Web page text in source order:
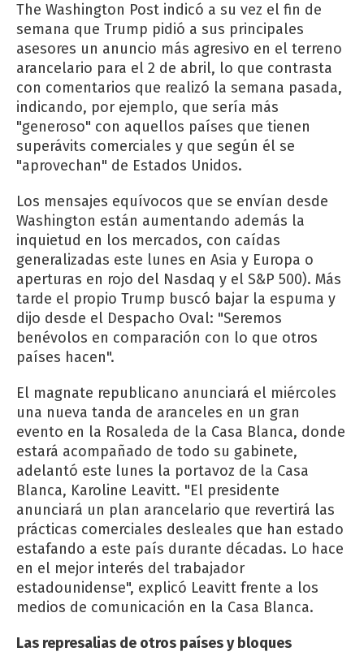
The Washington Post indicó a su vez el fin de
semana que Trump pidió a sus principales
asesores un anuncio más agresivo en el terreno
arancelario para el 2 de abril, lo que contrasta
con comentarios que realizó la semana pasada,
indicando, por ejemplo, que sería más
"generoso" con aquellos países que tienen
superávits comerciales y que según él se
"aprovechan" de Estados Unidos.
Los mensajes equívocos que se envían desde
Washington están aumentando además la
inquietud en los mercados, con caídas
generalizadas este lunes en Asia y Europa o
aperturas en rojo del Nasdaq y el S&P 500). Más
tarde el propio Trump buscó bajar la espuma y
dijo desde el Despacho Oval: "Seremos
benévolos en comparación con lo que otros
países hacen".
El magnate republicano anunciará el miércoles
una nueva tanda de aranceles en un gran
evento en la Rosaleda de la Casa Blanca, donde
estará acompañado de todo su gabinete,
adelantó este lunes la portavoz de la Casa
Blanca, Karoline Leavitt. "El presidente
anunciará un plan arancelario que revertirá las
prácticas comerciales desleales que han estado
estafando a este país durante décadas. Lo hace
en el mejor interés del trabajador
estadounidense", explicó Leavitt frente a los
medios de comunicación en la Casa Blanca.
Las represalias de otros países y bloques